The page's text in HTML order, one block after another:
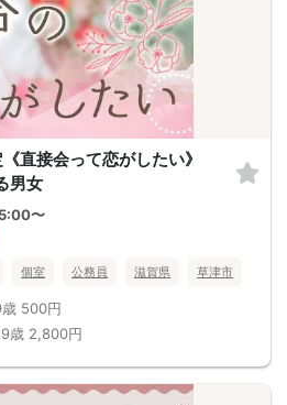
直接会って恋がしたい》
男女
〜
個室 公務員 滋賀県 草津市
500円
歳 2,800円